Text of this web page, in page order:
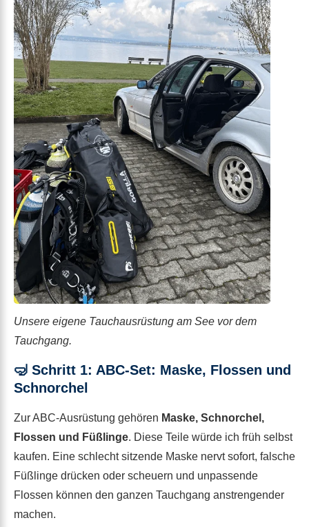
Unsere eigene Tauchausrüstung am See vor dem
Tauchgang.
🤿 Schritt 1: ABC-Set: Maske, Flossen und
Schnorchel
Zur ABC-Ausrüstung gehören Maske, Schnorchel,
Flossen und Füßlinge. Diese Teile würde ich früh selbst
kaufen. Eine schlecht sitzende Maske nervt sofort, falsche
Füßlinge drücken oder scheuern und unpassende
Flossen können den ganzen Tauchgang anstrengender
machen.